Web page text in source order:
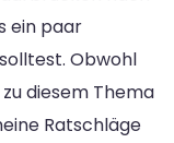
ein paar
Obwohl
diesem Thema
Ratschläge